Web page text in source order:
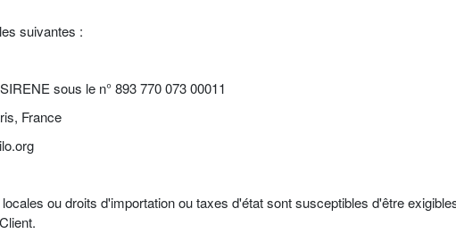
suivantes :
sous le n° 893 770 073 00011
France
ou droits d'importation ou taxes d'état sont susceptibles d'être